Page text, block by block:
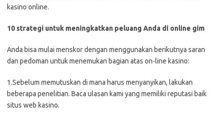
kasino online.
10 strategi untuk meningkatkan peluang Anda di online gim
Anda bisa mulai menskor dengan menggunakan berikutnya saran
dan pedoman untuk menemukan bagian atas on-line kasino:
1.Sebelum memutuskan di mana harus menyanyikan, lakukan
beberapa penelitian. Baca ulasan kami yang memiliki reputasi baik
situs web kasino.